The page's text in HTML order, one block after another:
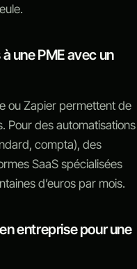
une PME avec un
ou Zapier permettent de
Pour des automatisations
compta), des
SaaS spécialisées
d’euros par mois.
entreprise pour une